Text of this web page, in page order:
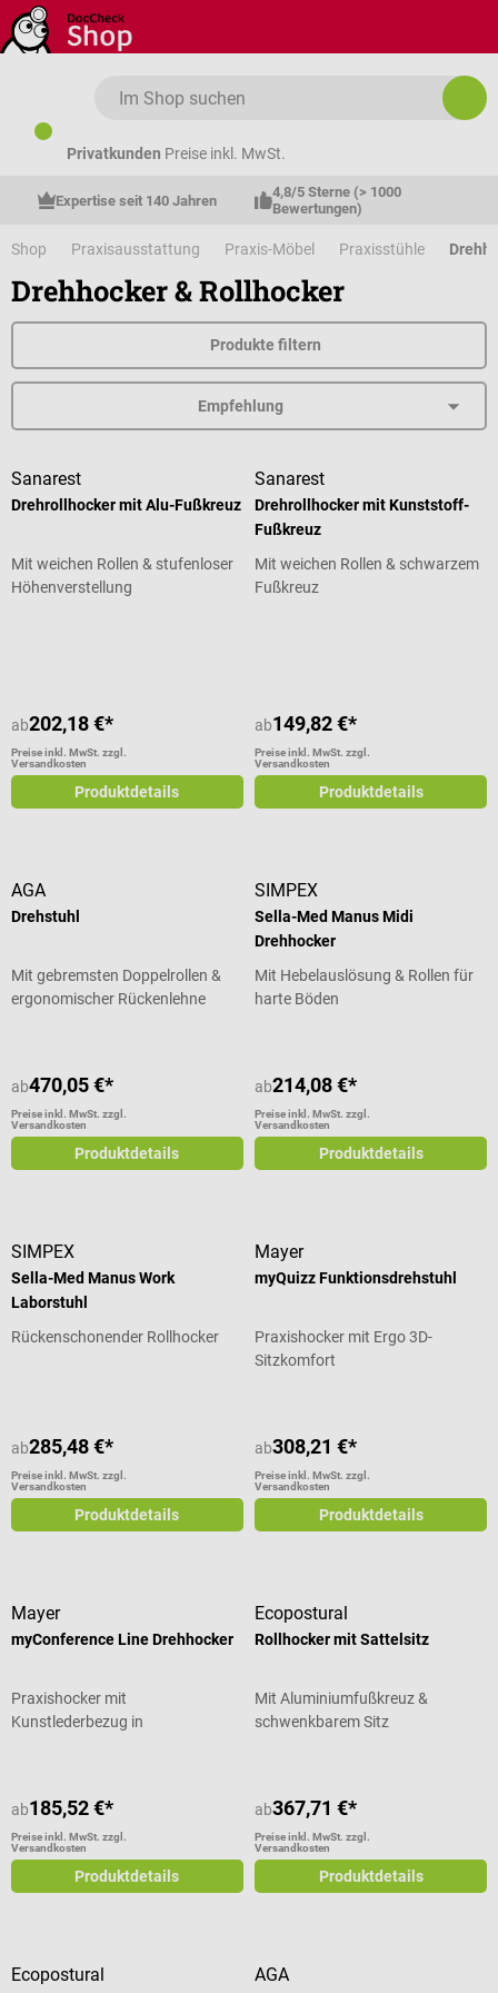
Zum Hauptinhalt springen
Privatkunden Preise inkl. MwSt.
Expertise seit 140 Jahren
4,8/5 Sterne (> 1000
Bewertungen)
Shop Praxisausstattung Praxis-Möbel Praxisstühle
Drehhocker & Rollhocker
Produkte filtern
Sanarest
Drehrollhocker mit Alu-Fußkreuz
Mit weichen Rollen & stufenloser
Höhenverstellung
ab202,18 €*
Preise inkl. MwSt. zzgl.
Versandkosten
Produktdetails
Sanarest
Drehrollhocker mit Kunststoff-
Fußkreuz
Mit weichen Rollen & schwarzem
Fußkreuz
ab149,82 €*
Preise inkl. MwSt. zzgl.
Versandkosten
Produktdetails
AGA
Drehstuhl
Mit gebremsten Doppelrollen &
ergonomischer Rückenlehne
ab470,05 €*
Preise inkl. MwSt. zzgl.
Versandkosten
Produktdetails
SIMPEX
Sella-Med Manus Midi
Drehhocker
Mit Hebelauslösung & Rollen für
harte Böden
ab214,08 €*
Preise inkl. MwSt. zzgl.
Versandkosten
Produktdetails
SIMPEX
Sella-Med Manus Work
Laborstuhl
Rückenschonender Rollhocker
ab285,48 €*
Preise inkl. MwSt. zzgl.
Versandkosten
Produktdetails
Mayer
myQuizz Funktionsdrehstuhl
Praxishocker mit Ergo 3D-
Sitzkomfort
ab308,21 €*
Preise inkl. MwSt. zzgl.
Versandkosten
Produktdetails
Mayer
myConference Line Drehhocker
Praxishocker mit
Kunstlederbezug in
ab185,52 €*
Preise inkl. MwSt. zzgl.
Versandkosten
Produktdetails
Ecopostural
Rollhocker mit Sattelsitz
Mit Aluminiumfußkreuz &
schwenkbarem Sitz
ab367,71 €*
Preise inkl. MwSt. zzgl.
Versandkosten
Produktdetails
Ecopostural AGA